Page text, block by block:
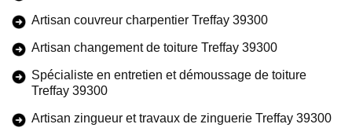
Artisan couvreur charpentier Treffay 39300
Artisan changement de toiture Treffay 39300
Spécialiste en entretien et démoussage de toiture
Treffay 39300
Artisan zingueur et travaux de zinguerie Treffay 39300